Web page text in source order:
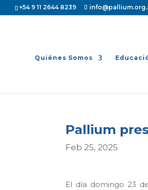
+54 9 11 2644 8239
Quiénes Somos
Pallium
Feb 25, 2025
El día domingo 23